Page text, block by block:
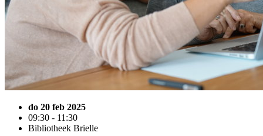
do 20 feb 2025
09:30 - 11:30
Bibliotheek Brielle